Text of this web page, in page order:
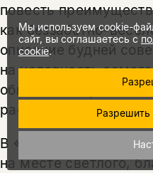
повесть
как беззаботно-
описание будней
на условность
обманчивый рассказ
рассказ ни о чем,
В «Улитке на
на месте светлого,
Мы используем cookie-
сайт, вы соглашаетесь с
cookie.
Разрешить